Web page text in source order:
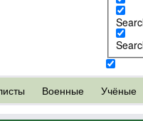
Военные Учёные